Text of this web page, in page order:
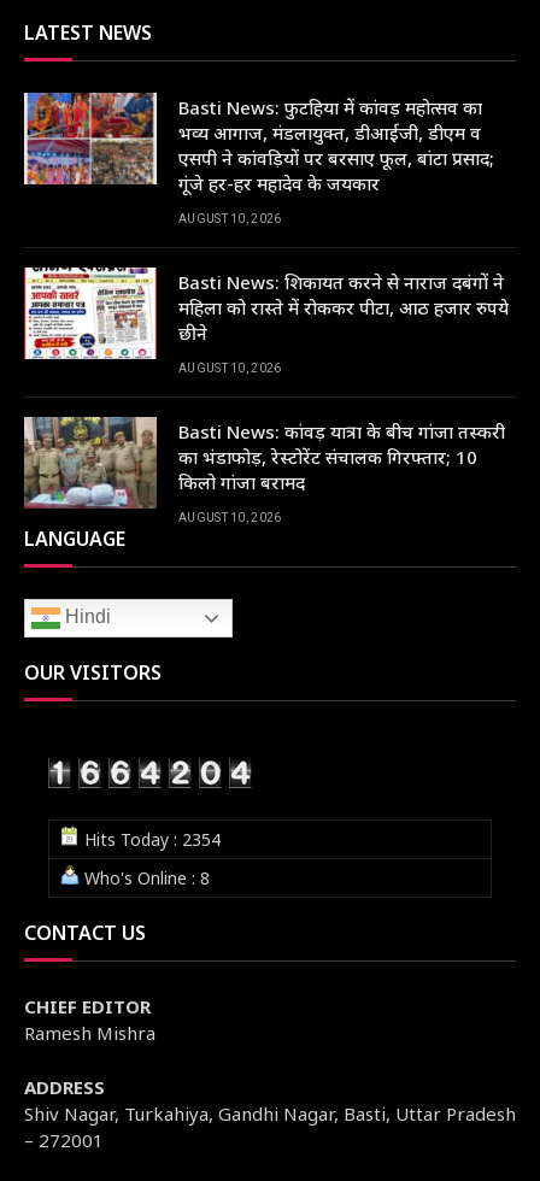
LATEST NEWS
Basti News: फुटहिया में कांवड़ महोत्सव का
भव्य आगाज, मंडलायुक्त, डीआईजी, डीएम व
एसपी ने कांवड़ियों पर बरसाए फूल, बांटा प्रसाद;
गूंजे हर-हर महादेव के जयकार
AUGUST 10, 2026
Basti News: शिकायत करने से नाराज दबंगों ने
महिला को रास्ते में रोककर पीटा, आठ हजार रुपये
छीने
AUGUST 10, 2026
Basti News: कांवड़ यात्रा के बीच गांजा तस्करी
का भंडाफोड़, रेस्टोरेंट संचालक गिरफ्तार; 10
किलो गांजा बरामद
AUGUST 10, 2026
LANGUAGE
Hindi
OUR VISITORS
Hits Today : 2354
Who's Online : 8
CONTACT US
CHIEF EDITOR
Ramesh Mishra
ADDRESS
Shiv Nagar, Turkahiya, Gandhi Nagar, Basti, Uttar Pradesh
– 272001